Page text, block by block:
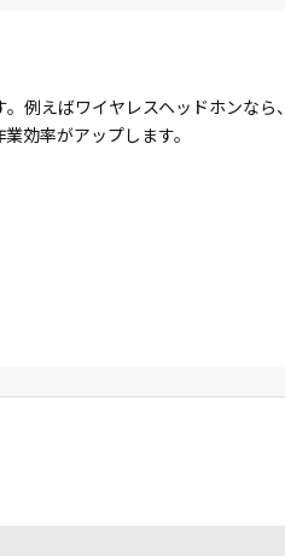
例えばワイヤレスヘッドホンな
効率がアップします。